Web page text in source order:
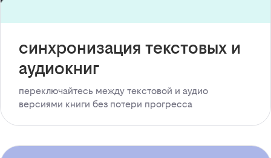
синхронизация текстовых и
аудиокниг
переключайтесь между текстовой и аудио
версиями книги без потери прогресса